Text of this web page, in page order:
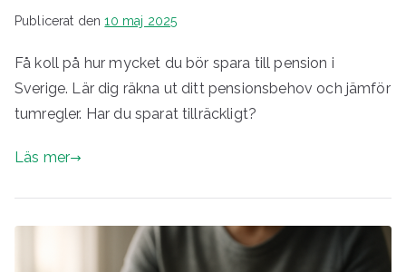
Publicerat den10 maj 2025
Få koll på hur mycket du bör spara till pension i
Sverige. Lär dig räkna ut ditt pensionsbehov och jämför
tumregler. Har du sparat tillräckligt?
Läs mer